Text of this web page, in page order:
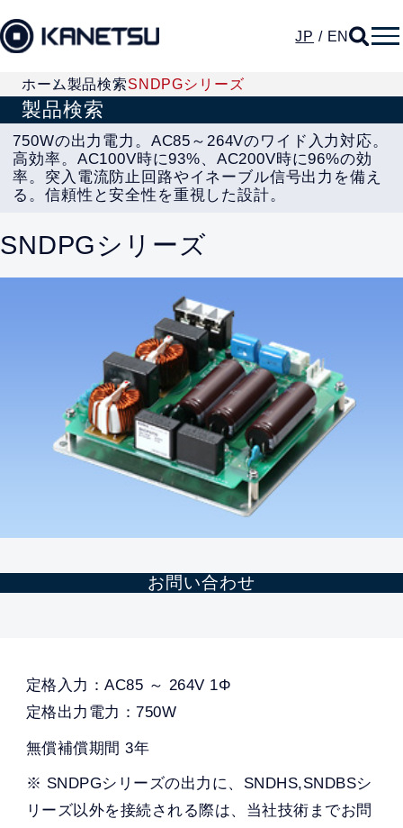
JP / EN
ホーム製品検索SNDPGシリーズ
製品検索
750Wの出力電力。AC85～264Vのワイド入力対応。
高効率。AC100V時に93%、AC200V時に96%の効
率。突入電流防止回路やイネーブル信号出力を備え
る。信頼性と安全性を重視した設計。
SNDPGシリーズ
お問い合わせ
定格入力：AC85 ～ 264V 1Φ
定格出力電力：750W
無償補償期間 3年
※ SNDPGシリーズの出力に、SNDHS,SNDBSシ
リーズ以外を接続される際は、当社技術までお問